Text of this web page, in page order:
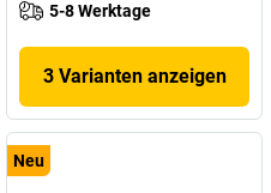
5-8 Werktage
3 Varianten anzeigen
Neu